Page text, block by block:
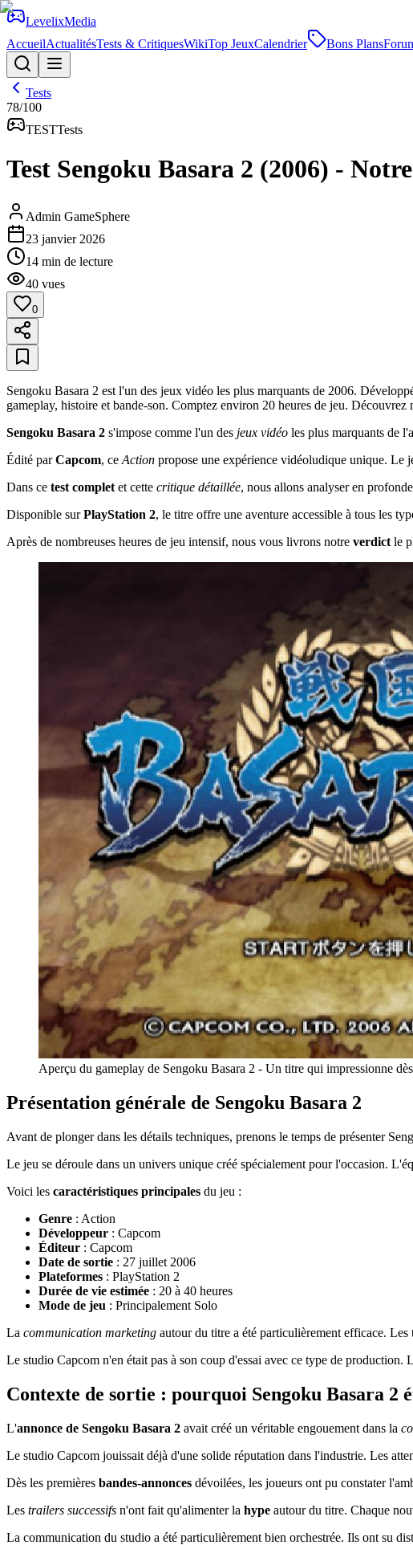
LevelixMedia
AccueilActualitésTests & CritiquesWikiTop JeuxCalendrier Bons Plans
Tests
78/100
TESTTests
Test Sengoku Basara 2 (2006) -
Admin GameSphere
23 janvier 2026
14 min de lecture
40 vues
0
Sengoku Basara 2 est l'un des jeux vidéo les plus marquants de 2006.
gameplay, histoire et bande-son. Comptez environ 20 heures de jeu.
Sengoku Basara 2 s'impose comme l'un des jeux vidéo les plus marquants de
Édité parCapcom, ce Action propose une expérience vidéoludique unique. Le
Dans ce test complet et cette critique détaillée, nous allons analyser en
Disponible surPlayStation 2, le titre offre une aventure accessible à tous les
Après de nombreuses heures de jeu intensif, nous vous livrons notre verdict le
Aperçu du gameplay de Sengoku Basara 2 - Un titre qui impressionne
Présentation générale de Sengoku Basara 2
Avant de plonger dans les détails techniques, prenons le temps de présenter
Le jeu se déroule dans un univers unique créé spécialement pour l'occasion.
Voici les caractéristiques principales du jeu :
Genre : Action
Développeur : Capcom
Éditeur : Capcom
Date de sortie : 27 juillet 2006
Plateformes : PlayStation 2
Durée de vie estimée : 20 à 40 heures
Mode de jeu : Principalement Solo
La communication marketing autour du titre a été particulièrement efficace.
Le studio Capcom n'en était pas à son coup d'essai avec ce type de production.
Contexte de sortie : pourquoi Sengoku Basara 2
L'annonce de Sengoku Basara 2 avait créé un véritable engouement dans la
Le studio Capcom jouissait déjà d'une solide réputation dans l'industrie. Les
Dès les premières bandes-annonces dévoilées, les joueurs ont pu constater
Les trailers successifs n'ont fait qu'alimenter la hype autour du titre. Chaque
La communication du studio a été particulièrement bien orchestrée. Ils ont su